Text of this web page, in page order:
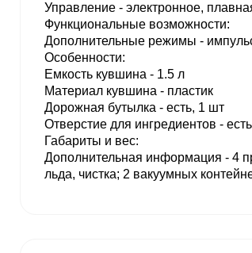
Управление - электронное,
Функциональные возможности:
Дополнительные режимы -
Особенности:
Емкость кувшина - 1.5 л
Материал кувшина - пластик
Дорожная бутылка - есть, 1 шт
Отверстие для ингредиентов - есть
Габариты и вес:
Дополнительная информация - 4
льда, чистка; 2 вакуумных